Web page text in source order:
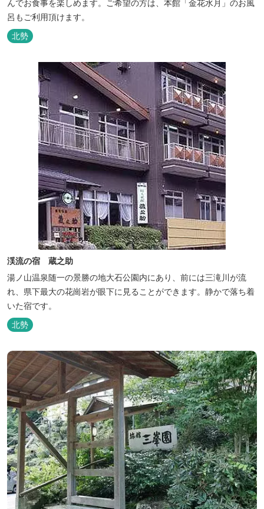
んでお食事を楽しめます。ご希望の方は、本館「金花水月」のお風
呂もご利用頂けます。
北勢
渓流の宿 蔵之助
湯ノ山温泉随一の景勝の地大石公園内にあり、前には三滝川が流
れ、県下最大の花崗岩が眼下に見ることができます。静かで落ち着
いた宿です。
北勢